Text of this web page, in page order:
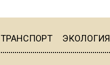
ТРАНСПОРТ ЭКОЛОГИЯ